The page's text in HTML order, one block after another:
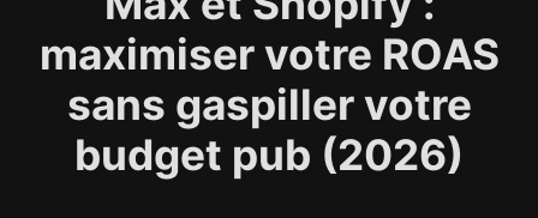
maximiser votre ROAS
sans gaspiller votre
budget pub (2026)